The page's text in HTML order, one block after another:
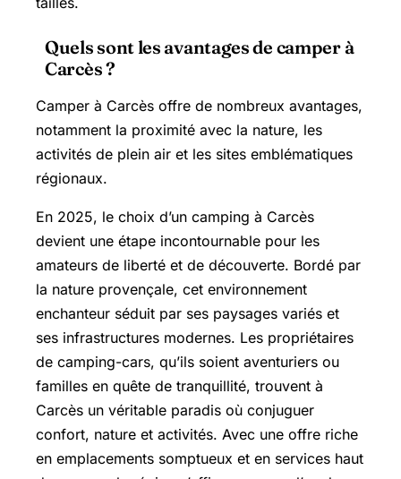
Quels sont les avantages de camper à
Carcès ?
Camper à Carcès offre de nombreux avantages,
notamment la proximité avec la nature, les
activités de plein air et les sites emblématiques
régionaux.
En 2025, le choix d’un camping à Carcès
devient une étape incontournable pour les
amateurs de liberté et de découverte. Bordé par
la nature provençale, cet environnement
enchanteur séduit par ses paysages variés et
ses infrastructures modernes. Les propriétaires
de camping-cars, qu’ils soient aventuriers ou
familles en quête de tranquillité, trouvent à
Carcès un véritable paradis où conjuguer
confort, nature et activités. Avec une offre riche
en emplacements somptueux et en services haut